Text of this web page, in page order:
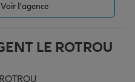
Voir l'agence
LE ROTROU